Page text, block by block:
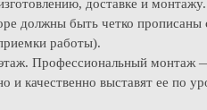
доставке и
должны быть четко прописаны
работы).
Профессиональный
и качественно выставят ее по